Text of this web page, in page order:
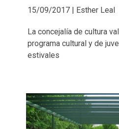
15/09/2017 | Esther Leal
La concejalía de cultura
programa cultural y de
estivales